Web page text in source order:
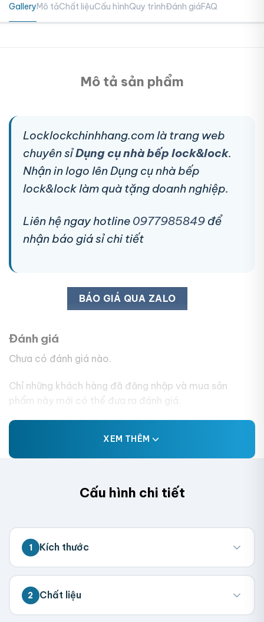
GalleryMô tảChất liệuCấu hìnhQuy trìnhĐánh giáFAQ
Mô tả sản phẩm
Locklockchinhhang.com là trang web
chuyên sỉDụng cụ nhà bếp lock&lock.
Nhận in logo lên Dụng cụ nhà bếp
lock&lock làm quà tặng doanh nghiệp.
Liên hệ ngay hotline 0977985849 để
nhận báo giá sỉ chi tiết
BÁO GIÁ QUA ZALO
Đánh giá
Chưa có đánh giá nào.
Chỉ những khách hàng đã đăng nhập và mua sản
phẩm này mới có thể đưa ra đánh giá.
XEM THÊM
Cấu hình chi tiết
1 Kích thước
💡 Đo kích thước bên trong hộp (nơi chứa
sản phẩm). Chúng tôi sẽ tính toán kích
thước tổng thể.
2 Chất liệu